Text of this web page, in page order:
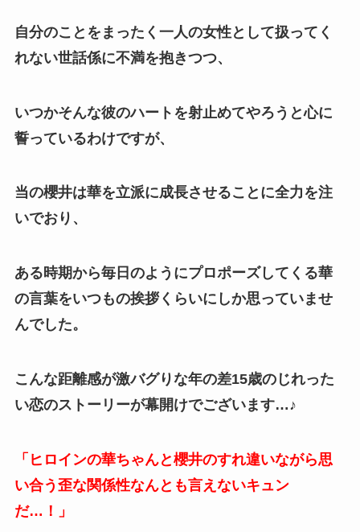
自分のことをまったく一人の女性として扱ってく
れない世話係に不満を抱きつつ、
いつかそんな彼のハートを射止めてやろうと心に
誓っているわけですが、
当の櫻井は華を立派に成長させることに全力を注
いでおり、
ある時期から毎日のようにプロポーズしてくる華
の言葉をいつもの挨拶くらいにしか思っていませ
んでした。
こんな距離感が激バグりな年の差15歳のじれった
い恋のストーリーが幕開けでございます…♪
「ヒロインの華ちゃんと櫻井のすれ違いながら思
い合う歪な関係性なんとも言えないキュン
だ…！」